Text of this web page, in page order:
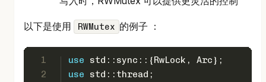
以下是使用 RWMutex 的例子 ：
1
2
use std::sync::{RwLock, Arc};
use std::thread;